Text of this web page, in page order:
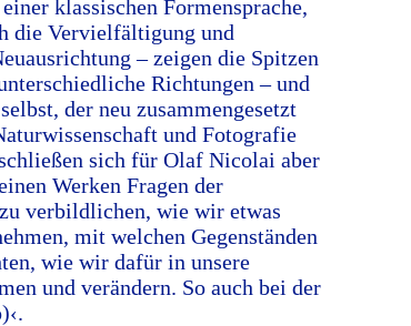
klassischen Formensprache,
die Vervielfältigung und
– zeigen die Spitzen
Richtungen – und
der neu zusammengesetzt
und Fotografie
sich für Olaf Nicolai aber
Werken Fragen der
verbildlichen, wie wir etwas
mit welchen Gegenständen
wie wir dafür in unsere
und verändern. So auch bei der